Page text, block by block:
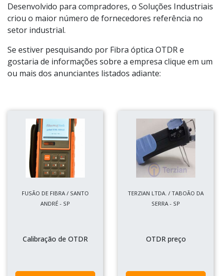
Desenvolvido para compradores, o Soluções Industriais
criou o maior número de fornecedores referência no
setor industrial.
Se estiver pesquisando por Fibra óptica OTDR e
gostaria de informações sobre a empresa clique em um
ou mais dos anunciantes listados adiante:
FUSÃO DE FIBRA / SANTO
ANDRÉ - SP
Calibração de OTDR
TERZIAN LTDA. / TABOÃO DA
SERRA - SP
OTDR preço